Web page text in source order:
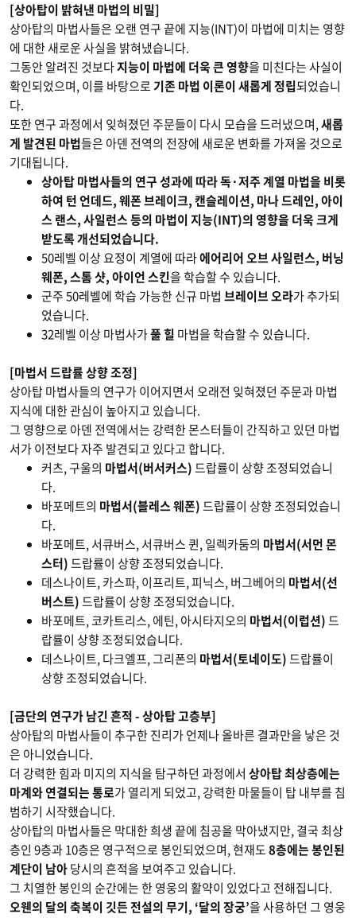
[상아탑이 밝혀낸 마법의 비밀]
상아탑의 마법사들은 오랜 연구 끝에 지능(INT)이 마법에 미치는 영향
에 대한 새로운 사실을 밝혀냈습니다.
그동안 알려진 것보다지능이 마법에 더욱 큰 영향을 미친다는 사실이
확인되었으며, 이를 바탕으로 기존 마법 이론이 새롭게 정립되었습니
다.
또한 연구 과정에서 잊혀졌던 주문들이 다시 모습을 드러냈으며,새롭
게 발견된 마법들은 아덴 전역의 전장에 새로운 변화를 가져올 것으로
기대됩니다.
상아탑 마법사들의 연구 성과에 따라 독·저주 계열 마법을 비롯
하여 턴 언데드, 웨폰 브레이크, 캔슬레이션, 마나 드레인, 아이
스 랜스, 사일런스 등의 마법이 지능(INT)의 영향을 더욱 크게
받도록 개선되었습니다.
50레벨 이상 요정이 계열에 따라에어리어 오브 사일런스, 버닝
웨폰, 스톰 샷, 아이언 스킨을 학습할 수 있습니다.
군주 50레벨에 학습 가능한 신규 마법 브레이브 오라가 추가되
었습니다.
32레벨 이상 마법사가풀 힐 마법을 학습할 수 있습니다.
[마법서 드랍률 상향 조정]
상아탑 마법사들의 연구가 이어지면서 오래전 잊혀졌던 주문과 마법
지식에 대한 관심이 높아지고 있습니다.
그 영향으로 아덴 전역에서는 강력한 몬스터들이 간직하고 있던 마법
서가 이전보다 자주 발견되고 있다고 합니다.
커츠, 구울의 마법서(버서커스)드랍률이 상향 조정되었습니
다.
바포메트의 마법서(블레스 웨폰)드랍률이 상향 조정되었습니
다.
바포메트, 서큐버스, 서큐버스 퀸, 일렉카둠의 마법서(서먼 몬
스터)드랍률이 상향 조정되었습니다.
데스나이트, 카스파, 이프리트, 피닉스, 버그베어의 마법서(선
버스트)드랍률이 상향 조정되었습니다.
바포메트, 코카트리스, 에틴, 아시타지오의 마법서(이럽션)드
랍률이 상향 조정되었습니다.
데스나이트, 다크엘프, 그리폰의 마법서(토네이도)드랍률이
상향 조정되었습니다.
[금단의 연구가 남긴 흔적 - 상아탑 고층부]
상아탑의 마법사들이 추구한 진리가 언제나 올바른 결과만을 낳은 것
은 아니었습니다.
더 강력한 힘과 미지의 지식을 탐구하던 과정에서 상아탑 최상층에는
마계와 연결되는 통로가 열리게 되었고, 강력한 마물들이 탑 내부를 침
범하기 시작했습니다.
상아탑의 마법사들은 막대한 희생 끝에 침공을 막아냈지만, 결국 최상
층인 9층과 10층은 영구적으로 봉인되었으며, 현재도8층에는 봉인된
계단이 남아당시의 흔적을 보여주고 있습니다.
그 치열한 봉인의 순간에는 한 영웅의 활약이 있었다고 전해집니다.
오웬의 달의 축복이 깃든 전설의 무기, ‘달의 장궁’을 사용하던 그 영웅